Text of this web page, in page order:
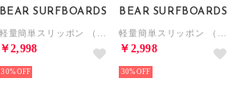
BEAR SURFBOARDS
￥2,998
30%
BEAR SURFBOARDS
￥2,998
30%